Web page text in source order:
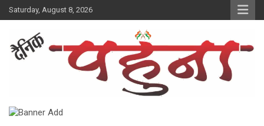
Skip
to
Saturday, August 8, 2026
Dainik Pahuna